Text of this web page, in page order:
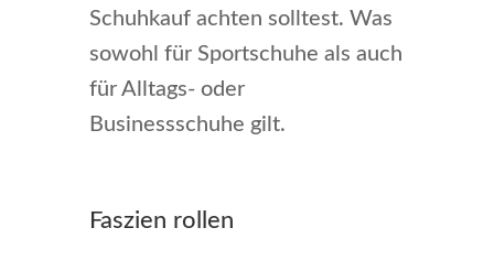
Schuhkauf achten solltest. Was
sowohl für Sportschuhe als auch
für Alltags- oder
Businessschuhe gilt.
Faszien rollen